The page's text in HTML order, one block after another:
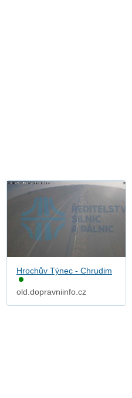
Hrochův Týnec - Chrudim
old.dopravniinfo.cz